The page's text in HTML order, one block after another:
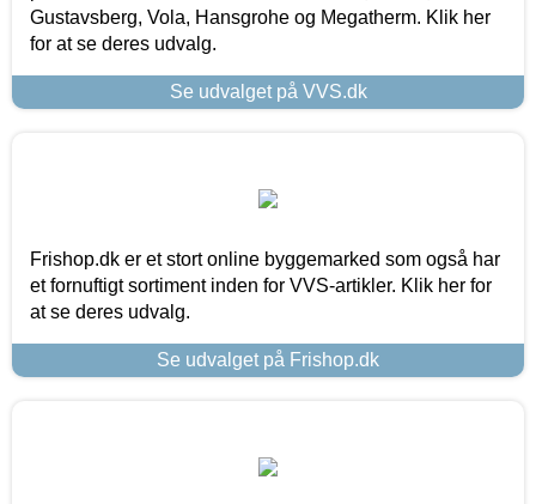
Gustavsberg, Vola, Hansgrohe og Megatherm. Klik her
for at se deres udvalg.
Se udvalget på VVS.dk
Frishop.dk er et stort online byggemarked som også har
et fornuftigt sortiment inden for VVS-artikler. Klik her for
at se deres udvalg.
Se udvalget på Frishop.dk